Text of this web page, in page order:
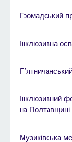
Громадський
Інклюзивна
Інклюзивний
на Полтавщині
Музиківська